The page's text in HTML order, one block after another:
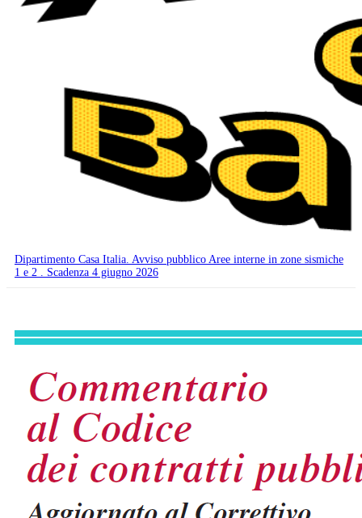
Dipartimento Casa Italia. Avviso pubblico Aree interne in zone sismiche
1 e 2 . Scadenza 4 giugno 2026